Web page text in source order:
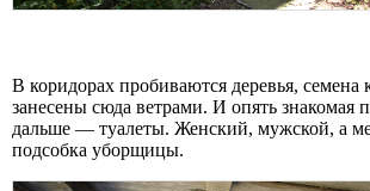
В коридорах пробиваются деревья, семена
занесены сюда ветрами. И опять знакомая
дальше — туалеты. Женский, мужской, а
подсобка уборщицы.